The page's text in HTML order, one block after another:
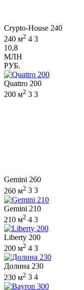
Crypto-House 240
240 м2 4 3
10,8
МЛН
РУБ.
Quattro 200
200 м2 3 3
Gemini 260
260 м2 3 3
Gemini 210
210 м2 4 3
Liberty 200
200 м2 4 3
Долина 230
230 м2 3 4